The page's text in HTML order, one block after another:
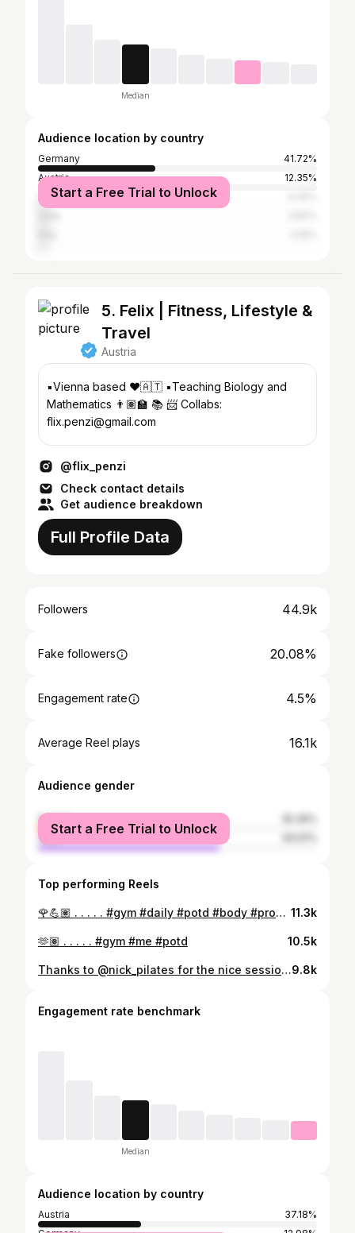
Median
Audience location by country
Germany
41.72%
Austria
12.35%
United States
Start a Free Trial to Unlock
5. Felix | Fitness, Lifestyle &
Travel
Austria
▪️Vienna based ♥️🇦🇹 ▪️Teaching Biology and
Mathematics 👨🏽‍🏫 📚 📨 Collabs:
flix.penzi@gmail.com
@flix_penzi
Check contact details
Get audience breakdown
Full Profile Data
Followers 44.9k
Fake followers 20.08%
Engagement rate 4.5%
Average Reel plays 16.1k
Audience gender
female
male
Start a Free Trial to Unlock
Top performing Reels
🌹💪🏽 . . . . . #gym #daily #potd #body #progress 11.3k
🫶🏽 . . . . . #gym #me #potd 10.5k
Thanks to @nick_pilates for the nice session ☺️ . . . . . #pilates #gym #workout #sports #me9.8k
Engagement rate benchmark
Median
Audience location by country
Austria
37.18%